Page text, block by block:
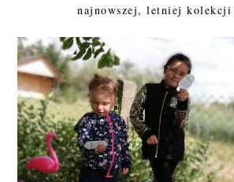
najnowszej, letniej kolekcji